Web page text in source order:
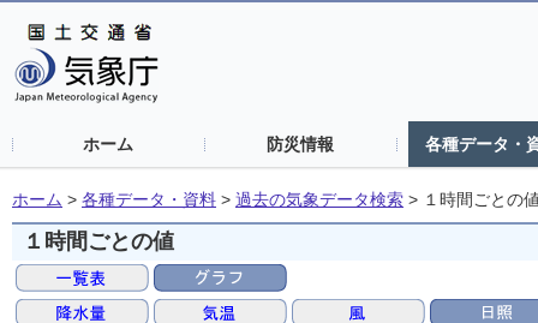
ホーム 防災情報 各種データ・
ホーム > 各種データ・資料 > 過去の気象データ検索 > １時間ごとの
１時間ごとの値